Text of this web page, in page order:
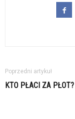
Poprzedni artykuł
KTO PŁACI ZA PŁOT?